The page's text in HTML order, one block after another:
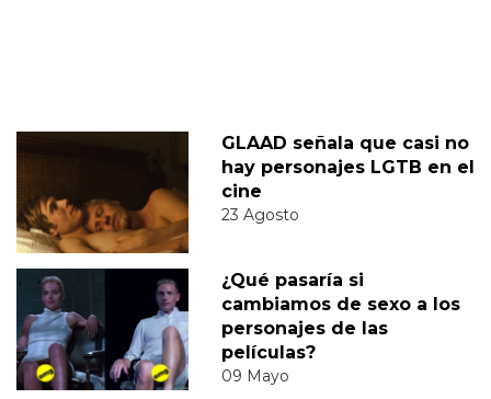
GLAAD señala que casi no
hay personajes LGTB en el
cine
23 Agosto
¿Qué pasaría si
cambiamos de sexo a los
personajes de las
películas?
09 Mayo